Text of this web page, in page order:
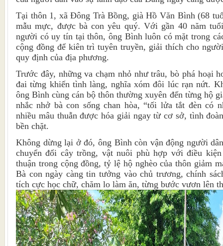
Tại thôn 1, xã Đông Trà Bồng, già Hồ Văn Bình (68
mẫu mực, được bà con yêu quý. Với gần 40 năm
người có uy tín tại thôn, ông Bình luôn có mặt trong
cộng đồng để kiên trì tuyên truyền, giải thích cho
quy định của địa phương.
Trước đây, những va chạm nhỏ như trâu, bò phá hoại
đai từng khiến tình làng, nghĩa xóm đôi lúc rạn nứt.
ông Bình cùng cán bộ thôn thường xuyên đến từng hộ
nhắc nhở bà con sống chan hòa, “tối lửa tắt đèn có
nhiều mâu thuẫn được hóa giải ngay từ cơ sở, tình
bền chặt.
Không dừng lại ở đó, ông Bình còn vận động người
chuyển đổi cây trồng, vật nuôi phù hợp với điều
thuận trong cộng đồng, tỷ lệ hộ nghèo của thôn giảm
Bà con ngày càng tin tưởng vào chủ trương, chính
tích cực học chữ, chăm lo làm ăn, từng bước vươn lên